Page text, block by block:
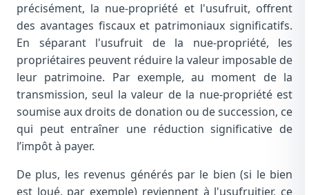
précisément, la nue-propriété et l'usufruit, offrent
des avantages fiscaux et patrimoniaux significatifs.
En séparant l'usufruit de la nue-propriété, les
propriétaires peuvent réduire la valeur imposable de
leur patrimoine. Par exemple, au moment de la
transmission, seul la valeur de la nue-propriété est
soumise aux droits de donation ou de succession, ce
qui peut entraîner une réduction significative de
l’impôt à payer.
De plus, les revenus générés par le bien (si le bien
est loué, par exemple) reviennent à l'usufruitier, ce